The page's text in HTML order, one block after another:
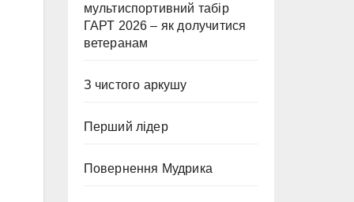
мультиспортивний табір
ГАРТ 2026 – як долучитися
ветеранам
З чистого аркушу
Перший лідер
Повернення Мудрика